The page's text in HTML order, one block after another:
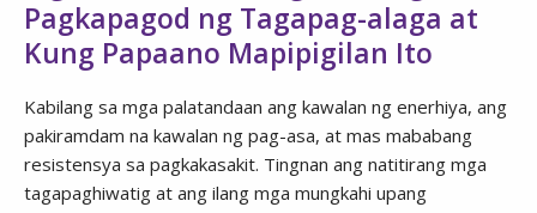
Pagkapagod ng Tagapag-alaga at
Kung Papaano Mapipigilan Ito
Kabilang sa mga palatandaan ang kawalan ng enerhiya, ang
pakiramdam na kawalan ng pag-asa, at mas mababang
resistensya sa pagkakasakit. Tingnan ang natitirang mga
tagapaghiwatig at ang ilang mga mungkahi upang